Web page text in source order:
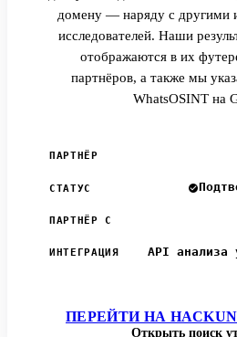
домену — наряду с другими
исследователей. Наши
отображаются в их
партнёров, а также мы
WhatsOSINT на
ПАРТНЁР
СТАТУС
ПАРТНЁР С
ИНТЕГРАЦИЯ
API анализа
ПЕРЕЙТИ НА
Открыть поиск